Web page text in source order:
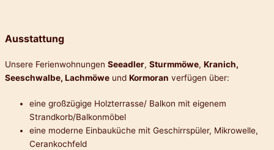
Ausstattung
Unsere Ferienwohnungen Seeadler, Sturmmöwe, Kranich,
Seeschwalbe, Lachmöwe und Kormoran verfügen über:
eine großzügige Holzterrasse/ Balkon mit eigenem
Strandkorb/Balkonmöbel
eine moderne Einbauküche mit Geschirrspüler, Mikrowelle,
Cerankochfeld